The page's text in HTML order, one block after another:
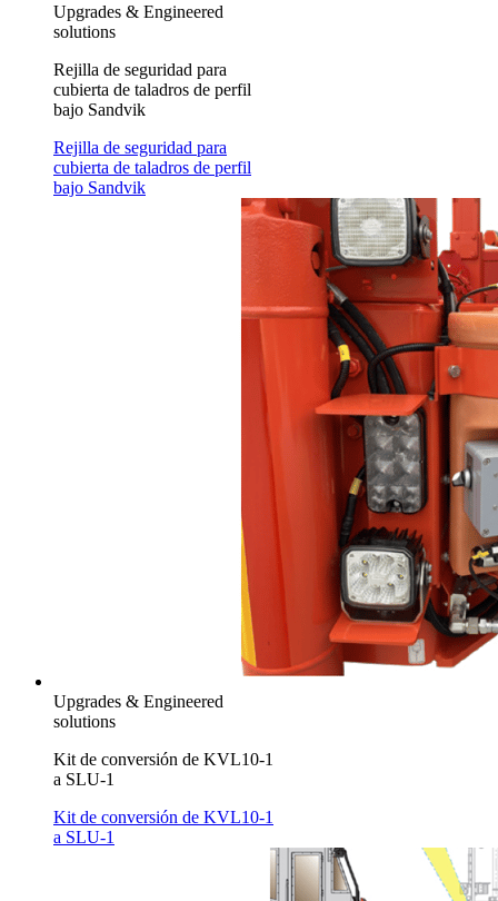
Upgrades & Engineered
solutions
Rejilla de seguridad para
cubierta de taladros de perfil
bajo Sandvik
Rejilla de seguridad para
cubierta de taladros de perfil
bajo Sandvik
Upgrades & Engineered
solutions
Kit de conversión de KVL10-1
a SLU-1
Kit de conversión de KVL10-1
a SLU-1